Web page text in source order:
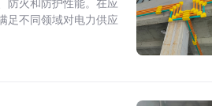
防火和防护性能。在应
足不同领域对电力供应